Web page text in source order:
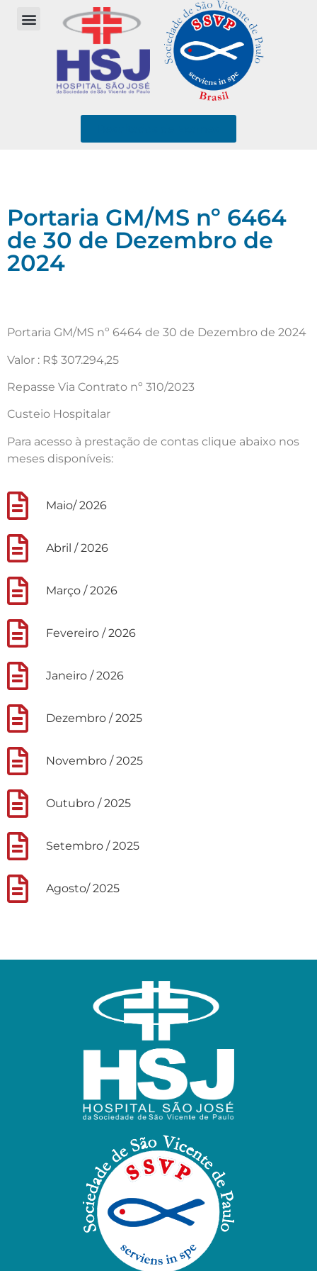
Portaria GM/MS nº 6464
de 30 de Dezembro de
2024
Portaria GM/MS nº 6464 de 30 de Dezembro de 2024
Valor : R$ 307.294,25
Repasse Via Contrato nº 310/2023
Custeio Hospitalar
Para acesso à prestação de contas clique abaixo nos
meses disponíveis:
Maio/ 2026
Abril / 2026
Março / 2026
Fevereiro / 2026
Janeiro / 2026
Dezembro / 2025
Novembro / 2025
Outubro / 2025
Setembro / 2025
Agosto/ 2025